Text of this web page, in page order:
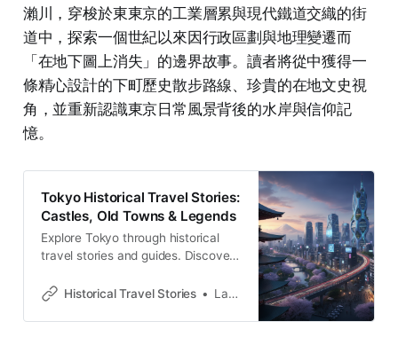
瀨川，穿梭於東東京的工業層累與現代鐵道交織的街
道中，探索一個世紀以來因行政區劃與地理變遷而
「在地下圖上消失」的邊界故事。讀者將從中獲得一
條精心設計的下町歷史散步路線、珍貴的在地文史視
角，並重新認識東京日常風景背後的水岸與信仰記
憶。
Tokyo Historical Travel Stories:
Castles, Old Towns & Legends
Explore Tokyo through historical
travel stories and guides. Discover
legends across the country.
Historical Travel Stories Lawrence